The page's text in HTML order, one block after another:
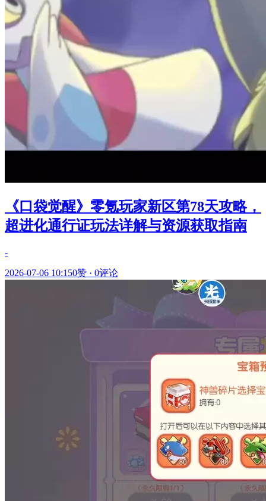
《口袋觉醒》零氪玩家新区第78天攻略，
超进化通行证玩法详解与资源获取指南
-
2026-07-06 10:150赞 · 0评论